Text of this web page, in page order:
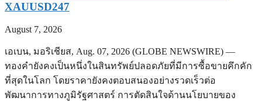
XAUUSD247
August 7, 2026
เอเบน, มอริเชียส, Aug. 07, 2026 (GLOBE NEWSWIRE) —
ทองคำยังคงเป็นหนึ่งในสินทรัพย์ปลอดภัยที่มีการซื้อขายคึกคัก
ที่สุดในโลก โดยราคายังคงตอบสนองอย่างรวดเร็วต่อ
พัฒนาการทางภูมิรัฐศาสตร์ การตัดสินใจด้านนโยบายของ